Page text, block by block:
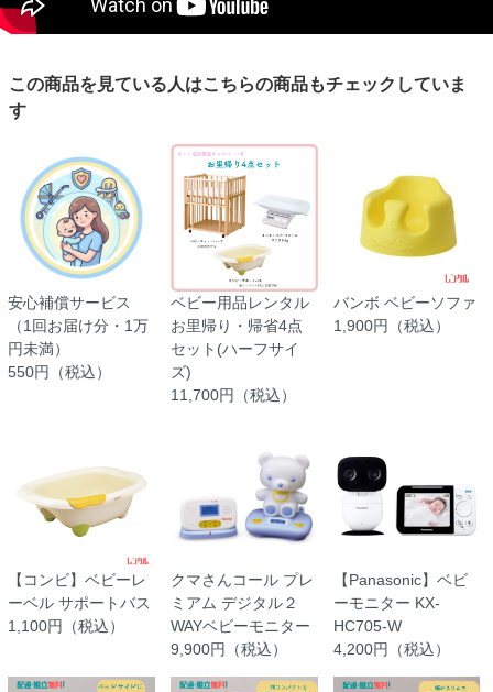
この商品を見ている人はこちらの商品もチェックしていま
す
安心補償サービス
（1回お届け分・1万
円未満）
550円（税込）
ベビー用品レンタル
お里帰り・帰省4点
セット(ハーフサイ
ズ)
11,700円（税込）
バンボ ベビーソファ
1,900円（税込）
【コンビ】ベビーレ
ーベル サポートバス
1,100円（税込）
クマさんコール プレ
ミアム デジタル２
WAYベビーモニター
9,900円（税込）
【Panasonic】ベビ
ーモニター KX-
HC705-W
4,200円（税込）